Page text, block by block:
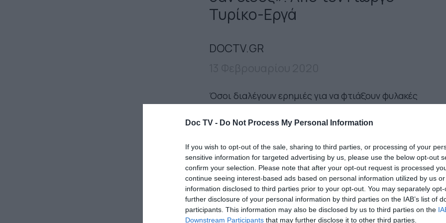
Doc TV - Do Not Process My Personal Information
If you wish to opt-out of the sale, sharing to third parties, or processing of your
sensitive information for targeted advertising by us, please use the below opt-out
confirm your selection. Please note that after your opt-out request is processed
continue seeing interest-based ads based on personal information utilized by us
information disclosed to third parties prior to your opt-out. You may separately
further disclosure of your personal information by third parties on the IAB’s list of
participants. This information may also be disclosed by us to third parties on the
Downstream Participants that may further disclose it to other third parties.
Τυρίκο-Εργά
DOCTV.GR
Όσοι διαλέγουν ερημιές για να φτιάξουν φυλακές
τι κάνουν. Ξέρουν επίσης πως αυτό που κάνουν θα
εξόντωση αθώων ως από μόνη της τερατούργημα
πάντα είναι θνησιγενής. Όμως για εκείνους η ουσία
δεν είναι στην διάρκεια είναι στην ίδια την
περάτωση της πράξης. Στο «μπορώ να το κάνω,
δείτε καλά».